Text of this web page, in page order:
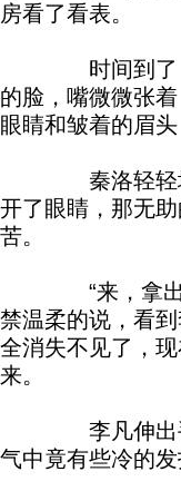
房看了看表。
时间到了，秦
的脸，嘴微微张
眼睛和皱着的眉
秦洛轻轻地坐
开了眼睛，那无
苦。
“来，拿出来
禁温柔的说，看
全消失不见了，
来。
李凡伸出手拿
气中竟有些冷的